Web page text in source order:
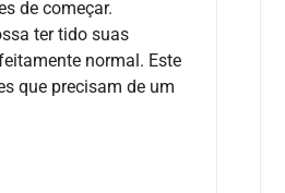
de começar.
ter tido suas
normal. Este
que precisam de um